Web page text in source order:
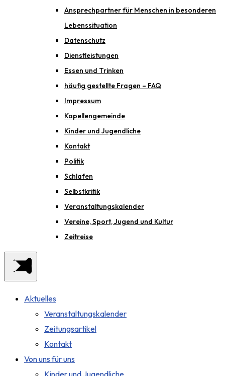
Ansprechpartner für Menschen in besonderen
Lebenssituation
Datenschutz
Dienstleistungen
Essen und Trinken
häufig gestellte Fragen – FAQ
Impressum
Kapellengemeinde
Kinder und Jugendliche
Kontakt
Politik
Schlafen
Selbstkritik
Veranstaltungskalender
Vereine, Sport, Jugend und Kultur
Zeitreise
Aktuelles
Veranstaltungskalender
Zeitungsartikel
Kontakt
Von uns für uns
Kinder und Jugendliche